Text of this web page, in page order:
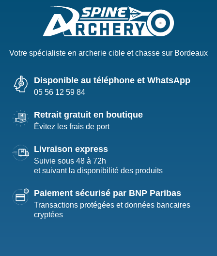
Votre spécialiste en archerie cible et chasse sur Bordeaux
Disponible au téléphone et WhatsApp
05 56 12 59 84
Retrait gratuit en boutique
Évitez les frais de port
Livraison express
Suivie sous 48 à 72h
et suivant la disponibilité des produits
Paiement sécurisé par BNP Paribas
Transactions protégées et données bancaires
cryptées